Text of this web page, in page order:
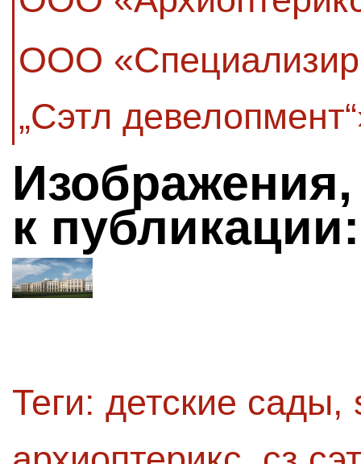
ООО
„Сэтл
к публикации:
Теги: детские сады,